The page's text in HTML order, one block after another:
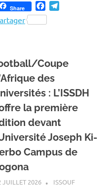
Share Facebook
Coupe
des
: L’ISSDH
la première
devant
Joseph Ki-
Campus de
JUILLET 2026 ISSOUF